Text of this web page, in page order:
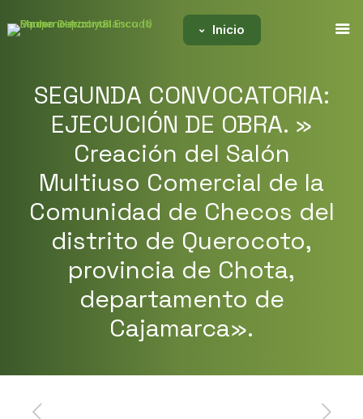
Inicio
SEGUNDA CONVOCATORIA:
EJECUCIÓN DE OBRA. »
Creación del Salón
Multiuso Comercial de la
Comunidad de Checos del
distrito de Querocoto,
provincia de Chota,
departamento de
Cajamarca».